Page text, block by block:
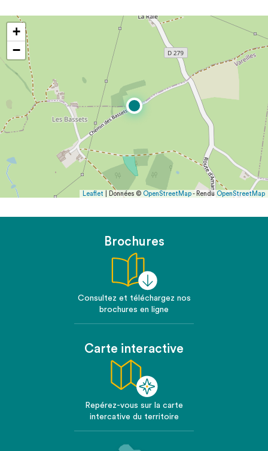
+
−
Leaflet | Données © OpenStreetMap- Rendu OpenStreetMap
Brochures
Consultez et téléchargez nos
brochures en ligne
Carte interactive
Repérez-vous sur la carte
intercative du territoire